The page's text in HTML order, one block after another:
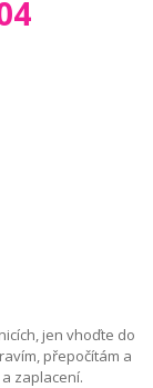
jen vhoďte do
přepočítám a
zaplacení.